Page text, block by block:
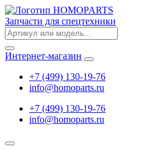
Запчасти для спецтехники
Интернет-магазин
+7 (499) 130-19-76
info@homoparts.ru
+7 (499) 130-19-76
info@homoparts.ru